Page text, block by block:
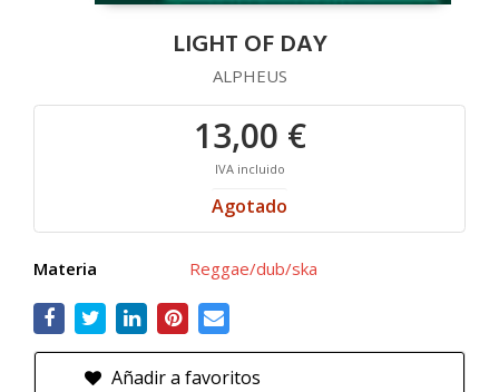
LIGHT OF DAY
ALPHEUS
13,00 €
IVA incluido
Agotado
Materia Reggae/dub/ska
Añadir a favoritos